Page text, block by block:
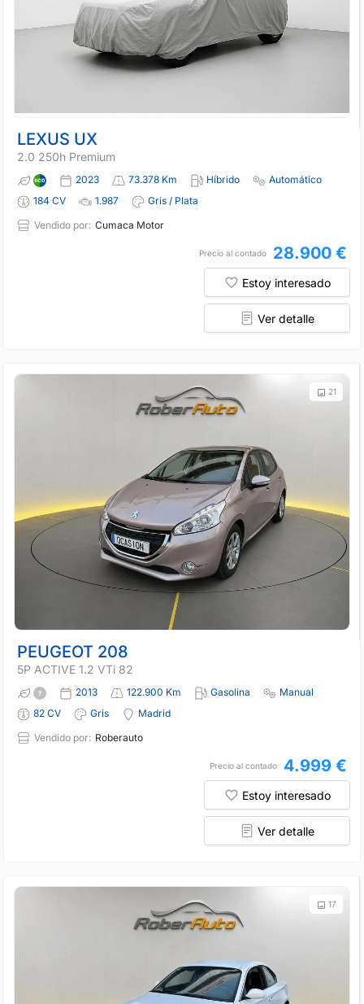
LEXUS UX
2.0 250h Premium
2023 73.378 Km Híbrido
Automático
184 CV
1.987
Gris / Plata
Vendido por: Cumaca Motor
Precio al contado 28.900 €
Estoy interesado
Ver detalle
21
PEUGEOT 208
5P ACTIVE 1.2 VTi 82
2013 122.900 Km Gasolina
Manual
82 CV
Gris
Madrid
Vendido por: Roberauto
Precio al contado 4.999 €
Estoy interesado
Ver detalle
17